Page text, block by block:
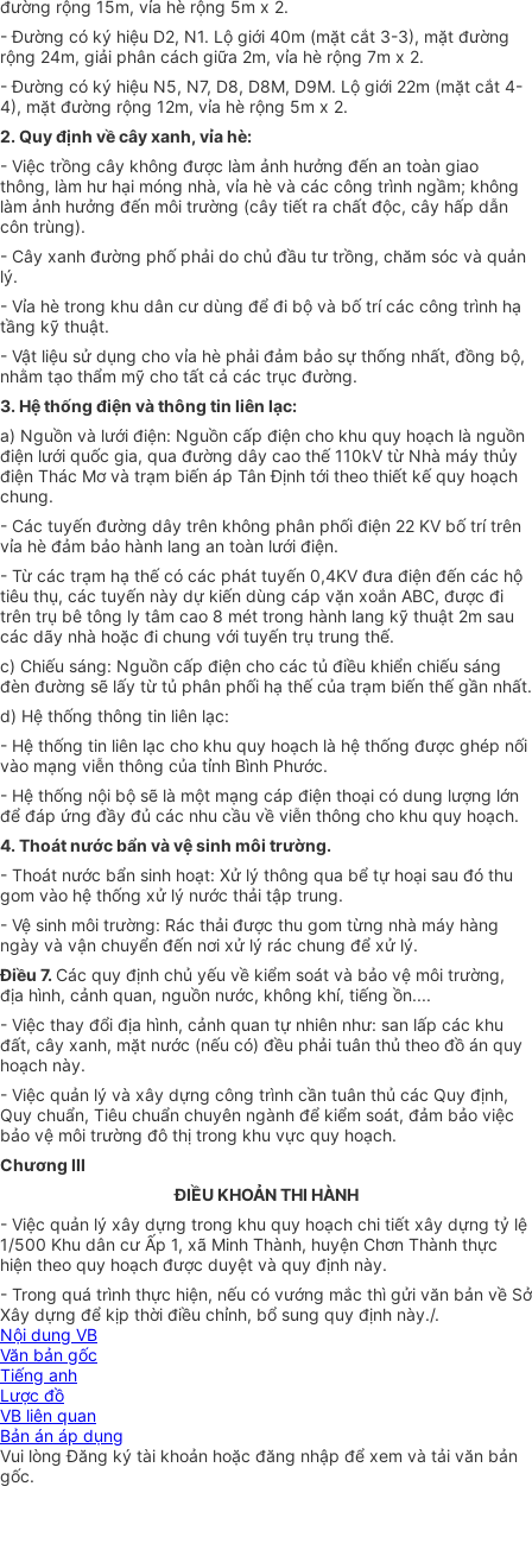
đường rộng 15m, vỉa hè rộng 5m x 2.
- Đường có ký hiệu D2, N1. Lộ giới 40m (mặt cắt 3-3), mặt đường
rộng 24m, giải phân cách giữa 2m, vỉa hè rộng 7m x 2.
- Đường có ký hiệu N5, N7, D8, D8M, D9M. Lộ giới 22m (mặt cắt 4-
4), mặt đường rộng 12m, vỉa hè rộng 5m x 2.
2. Quy định về cây xanh, vỉa hè:
- Việc trồng cây không được làm ảnh hưởng đến an toàn giao
thông, làm hư hại móng nhà, vỉa hè và các công trình ngầm; không
làm ảnh hưởng đến môi trường (cây tiết ra chất độc, cây hấp dẫn
côn trùng).
- Cây xanh đường phố phải do chủ đầu tư trồng, chăm sóc và quản
lý.
- Vỉa hè trong khu dân cư dùng để đi bộ và bố trí các công trình hạ
tầng kỹ thuật.
- Vật liệu sử dụng cho vỉa hè phải đảm bảo sự thống nhất, đồng bộ,
nhằm tạo thẩm mỹ cho tất cả các trục đường.
3. Hệ thống điện và thông tin liên lạc:
a) Nguồn và lưới điện: Nguồn cấp điện cho khu quy hoạch là nguồn
điện lưới quốc gia, qua đường dây cao thế 110kV từ Nhà máy thủy
điện Thác Mơ và trạm biến áp Tân Định tới theo thiết kế quy hoạch
chung.
- Các tuyến đường dây trên không phân phối điện 22 KV bố trí trên
vỉa hè đảm bảo hành lang an toàn lưới điện.
- Từ các trạm hạ thế có các phát tuyến 0,4KV đưa điện đến các hộ
tiêu thụ, các tuyến này dự kiến dùng cáp vặn xoắn ABC, được đi
trên trụ bê tông ly tâm cao 8 mét trong hành lang kỹ thuật 2m sau
các dãy nhà hoặc đi chung với tuyến trụ trung thế.
c) Chiếu sáng: Nguồn cấp điện cho các tủ điều khiển chiếu sáng
đèn đường sẽ lấy từ tủ phân phối hạ thế của trạm biến thế gần nhất.
d) Hệ thống thông tin liên lạc:
- Hệ thống tin liên lạc cho khu quy hoạch là hệ thống được ghép nối
vào mạng viễn thông của tỉnh Bình Phước.
- Hệ thống nội bộ sẽ là một mạng cáp điện thoại có dung lượng lớn
để đáp ứng đầy đủ các nhu cầu về viễn thông cho khu quy hoạch.
4. Thoát nước bẩn và vệ sinh môi trường.
- Thoát nước bẩn sinh hoạt: Xử lý thông qua bể tự hoại sau đó thu
gom vào hệ thống xử lý nước thải tập trung.
- Vệ sinh môi trường: Rác thải được thu gom từng nhà máy hàng
ngày và vận chuyển đến nơi xử lý rác chung để xử lý.
Điều 7. Các quy định chủ yếu về kiểm soát và bảo vệ môi trường,
địa hình, cảnh quan, nguồn nước, không khí, tiếng ồn....
- Việc thay đổi địa hình, cảnh quan tự nhiên như: san lấp các khu
đất, cây xanh, mặt nước (nếu có) đều phải tuân thủ theo đồ án quy
hoạch này.
- Việc quản lý và xây dựng công trình cần tuân thủ các Quy định,
Quy chuẩn, Tiêu chuẩn chuyên ngành để kiểm soát, đảm bảo việc
bảo vệ môi trường đô thị trong khu vực quy hoạch.
Chương III
ĐIỀU KHOẢN THI HÀNH
- Việc quản lý xây dựng trong khu quy hoạch chi tiết xây dựng tỷ lệ
1/500 Khu dân cư Ấp 1, xã Minh Thành, huyện Chơn Thành thực
hiện theo quy hoạch được duyệt và quy định này.
- Trong quá trình thực hiện, nếu có vướng mắc thì gửi văn bản về Sở
Xây dựng để kịp thời điều chỉnh, bổ sung quy định này./.
Nội dung VB
Văn bản gốc
Tiếng anh
Lược đồ
VB liên quan
Bản án áp dụng
Vui lòngĐăng ký tài khoản hoặc đăng nhập để xem và tải văn bản
gốc.